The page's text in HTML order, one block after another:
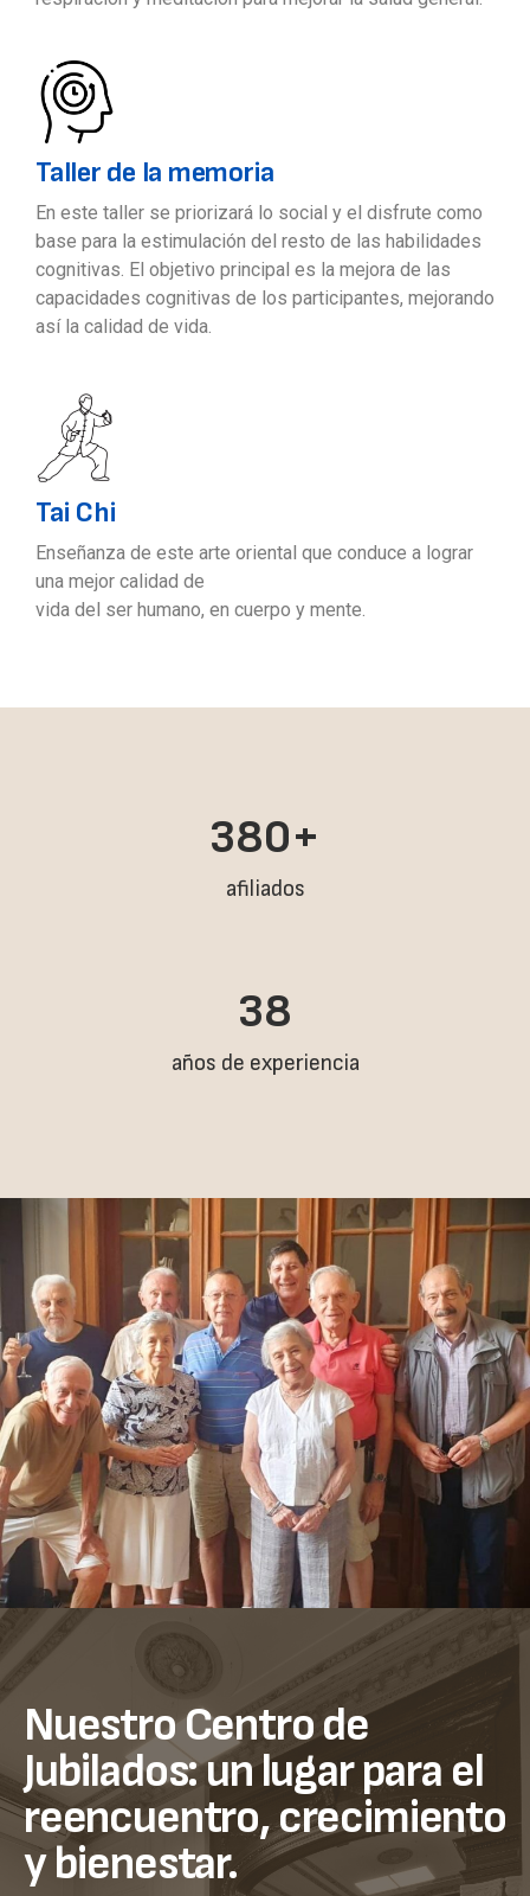
Taller de la memoria
En este taller se priorizará lo social y el disfrute como
base para la estimulación del resto de las habilidades
cognitivas. El objetivo principal es la mejora de las
capacidades cognitivas de los participantes, mejorando
así la calidad de vida.
Tai Chi
Enseñanza de este arte oriental que conduce a lograr
una mejor calidad de
vida del ser humano, en cuerpo y mente.
380+
afiliados
38
años de experiencia
Nuestro Centro de
Jubilados: un lugar para el
reencuentro, crecimiento
y bienestar.